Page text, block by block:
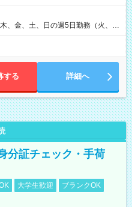
、金、土、日の週5日勤務（火、水
始等、長期休暇有り！） ・ワンシ
月）
する 詳細へ
分証チェック・手荷
大学生歓迎
ブランクOK